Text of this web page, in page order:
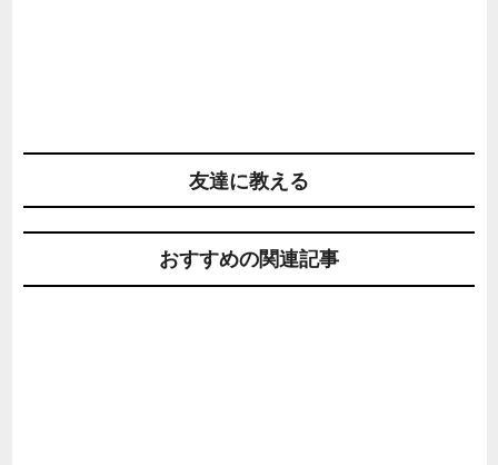
友達に教える
おすすめの関連記事